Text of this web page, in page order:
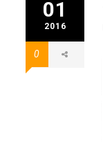
01
2016
0